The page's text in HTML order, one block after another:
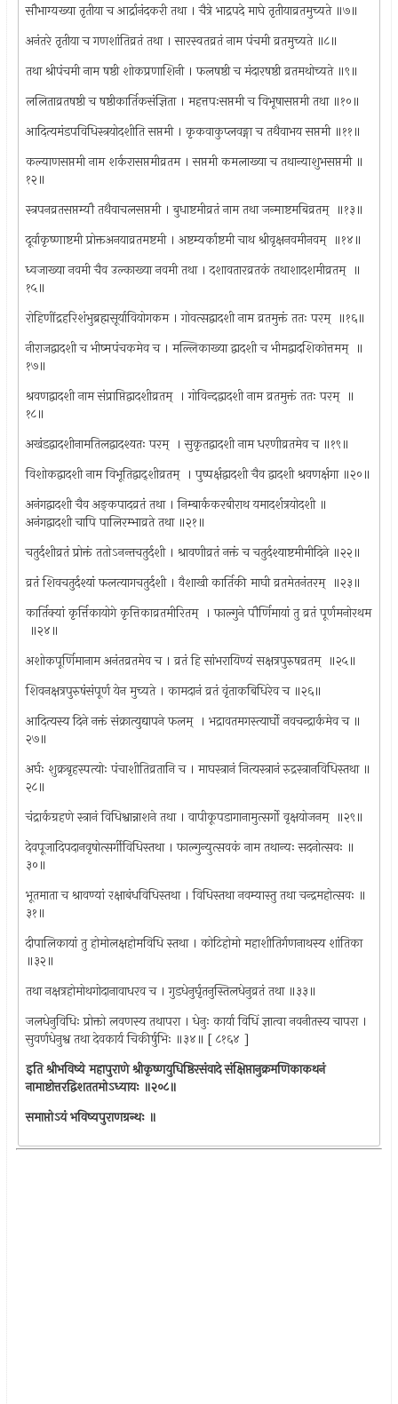
सौभाग्यख्या तृतीया च आर्द्रानंदकरी तथा । चैत्रे भाद्रपदे माघे तृतीयाव्रतमुच्यते ॥७॥
अनंतरे तृतीया च गणशांतिव्रतं तथा । सारस्वतव्रतं नाम पंचमी व्रतमुच्यते ॥८॥
तथा श्रीपंचमी नाम षष्ठी शोकप्रणाशिनी । फलषष्ठी च मंदारषष्ठी व्रतमथोच्यते ॥९॥
ललिताव्रतषष्ठी च षष्ठीकार्तिकसंज्ञिता । महत्तपःसप्तमी च विभूषासप्तमी तथा ॥१०॥
आदित्यमंडपविधिस्त्रयोदशीति सप्तमी । कृकवाकुप्लवङ्गा च तथैवाभय सप्तमी ॥११॥
कल्याणसप्तमी नाम शर्करासप्तमीव्रतम । सप्तमी कमलाख्या च तथान्याशुभसप्तमी ॥
१२॥
स्त्रपनव्रतसप्तम्यौ तथैवाचलसप्तमी । बुधाष्टमीव्रतं नाम तथा जन्माष्टमबिव्रतम् ‍ ॥१३॥
दूर्वाकृष्णाष्टमी प्रोक्तअनयाव्रतमष्टमी । अष्टम्यर्काष्टमी चाथ श्रीवृक्षनवमीनवम् ‍ ॥१४॥
ध्वजाख्या नवमी चैव उल्काख्या नवमी तथा । दशावतारव्रतकं तथाशादशमीव्रतम् ‍ ॥
१५॥
रोहिणींद्रहरिशंभुब्रह्मसूर्यावियोगकम । गोवत्सद्वादशी नाम व्रतमुक्तं ततः परम् ‍ ॥१६॥
नीराजद्वादशी च भीष्मपंचकमेव च । मल्लिकाख्या द्वादशी च भीमद्वादशिकोत्तमम् ‍ ॥
१७॥
श्रवणद्वादशी नाम संप्राप्तिद्वादशीव्रतम् ‍ । गोविन्दद्वादशी नाम व्रतमुक्तं ततः परम् ‍ ॥
१८॥
अखंडद्वादशीनामतिलद्वादश्यतः परम् ‍ । सुकृतद्वादशी नाम धरणीव्रतमेव च ॥१९॥
विशोकद्वादशी नाम विभूतिद्वाद्शीव्रतम् ‍ । पुष्पर्क्षद्वादशी चैव द्वादशी श्रवणर्क्षगा ॥२०॥
अनंगद्वादशी चैव अङ्कपादव्रतं तथा । निम्बार्ककरबीराथ यमादर्शत्रयोदशी ॥
अनंगद्वादशी चापि पालिरम्भाव्रते तथा ॥२१॥
चतुर्दशीव्रतं प्रोक्तं ततोऽनन्तचतुर्दशी । श्रावणीव्रतं नक्तं च चतुर्दश्याष्टमीमीदिने ॥२२॥
व्रतं शिवचतुर्दश्यां फलत्यागचतुर्दशी । वैशाखी कार्तिकी माघी व्रतमेतनंतरम् ‍ ॥२३॥
कार्तिक्यां कृर्त्तिकायोगे कृत्तिकाव्रतमीरितम् ‍ । फाल्गुने पौर्णिमायां तु व्रतं पूर्णमनोरथम
‍ ॥२४॥
अशोकपूर्णिमानाम अनंतव्रतमेव च । व्रतं हि सांभरायिण्यं सक्षत्रपुरुषव्रतम् ‍ ॥२५॥
शिवनक्षत्रपुरुषंसंपूर्ण येन मुच्यते । कामदानं व्रतं वृंताकबिधिरेव च ॥२६॥
आदित्यस्य दिने नक्तं संक्रात्युद्यापने फलम् ‍ । भद्रावतमगस्त्यार्घो नवचन्द्रार्कमेव च ॥
२७॥
अर्घः शुक्रबृहस्पत्योः पंचाशीतिव्रतानि च । माघस्त्रानं नित्यस्त्रानं रुद्रस्त्रानविधिस्तथा ॥
२८॥
चंद्रार्कग्रहणे स्त्रानं विधिश्वान्नाशने तथा । वापीकूपडागानामुत्सर्गो वृक्षयोजनम् ‍ ॥२९॥
देवपूजादिपदानवृषोत्सर्गीविधिस्तथा । फाल्गुन्युत्सवकं नाम तथान्यः सदनोत्सवः ॥
३०॥
भूतमाता च श्रावण्यां रक्षाबंधविधिस्तथा । विधिस्तथा नवम्यास्तु तथा चन्द्रमहोत्सवः ॥
३१॥
दीपालिकायां तु होमोलक्षहोमविधि स्तथा । कोटिहोमो महाशीतिर्गणनाथस्य शांतिका
॥३२॥
तथा नक्षत्रहोमोथगोदानावाधरव च । गुडधेनुर्घृतनुस्तिलधेनुव्रतं तथा ॥३३॥
जलधेनुविधिः प्रोक्तो लवणस्य तथापरा । धेनुः कार्या विधिं ज्ञात्वा नवनीतस्य चापरा ।
सुवर्णधेनुश्व तथा देवकार्य चिकीर्षुभिः ॥३४॥ [ ८१६४ ]
इतिश्रीभविष्ये महापुराणे श्रीकृष्णयुधिष्ठिरसंवादे संक्षिप्तानुक्रमणिकाकथनं
नामाष्टोत्तरद्विशततमोऽध्यायः ॥२०८॥
समाप्तोऽयं भविष्यपुराणग्रन्थः ॥